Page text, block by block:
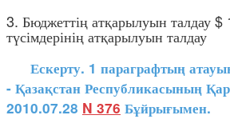
3. Бюджеттің атқарылуын талдау $
түсімдерінің атқарылуын талдау
Ескерту. 1 параграфтың атауына
- Қазақстан Республикасының
2010.07.28 N 376 Бұйрығымен.